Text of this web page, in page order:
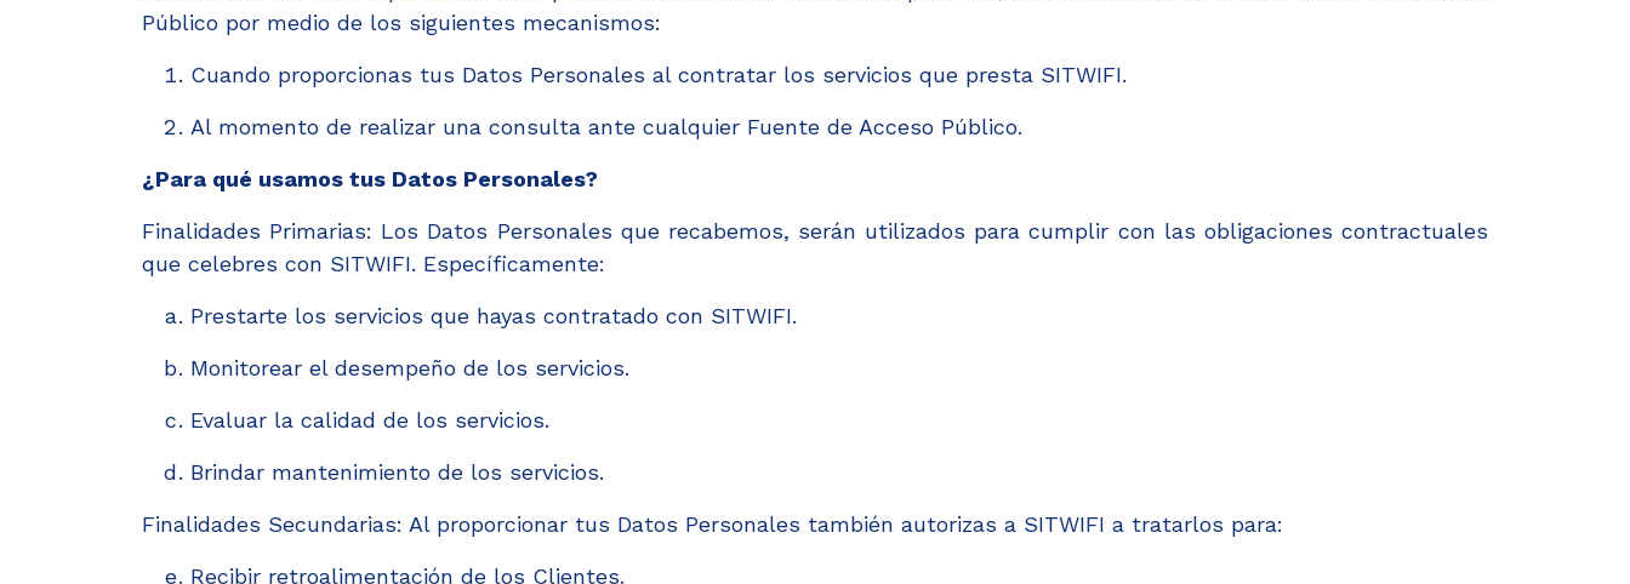
Público por medio de los siguientes mecanismos:
Cuando proporcionas tus Datos Personales al contratar los servicios que presta SITWIFI.
Al momento de realizar una consulta ante cualquier Fuente de Acceso Público.
¿Para qué usamos tus Datos Personales?
Finalidades Primarias: Los Datos Personales que recabemos, serán utilizados para cumplir con las obligaciones contractuales
que celebres con SITWIFI. Específicamente:
Prestarte los servicios que hayas contratado con SITWIFI.
Monitorear el desempeño de los servicios.
Evaluar la calidad de los servicios.
Brindar mantenimiento de los servicios.
Finalidades Secundarias: Al proporcionar tus Datos Personales también autorizas a SITWIFI a tratarlos para:
Recibir retroalimentación de los Clientes.